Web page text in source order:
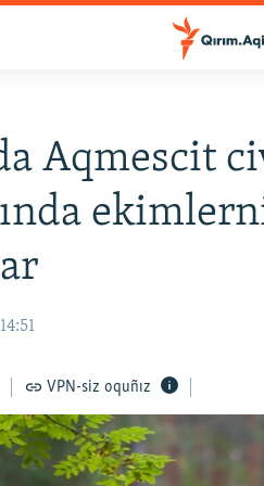
Aqmescit
VPN-siz oquñız